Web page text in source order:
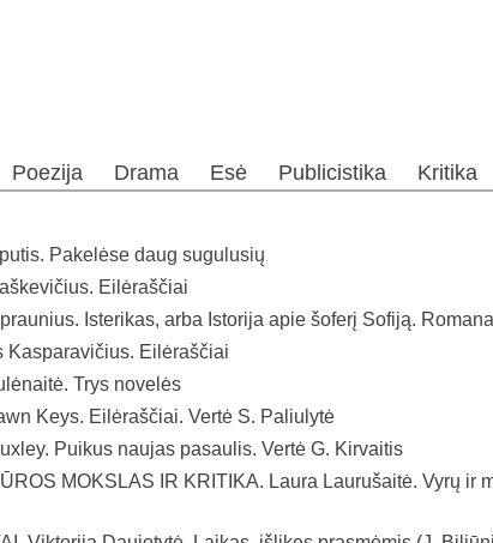
Poezija Drama Esė Publicistika Kritika
Pakelėse daug sugulusių
Eilėraščiai
Isterikas, arba Istorija apie šoferį Sofiją.
Kasparavičius. Eilėraščiai
Trys novelės
Keys. Eilėraščiai. Vertė S. Paliulytė
Puikus naujas pasaulis. Vertė G. Kirvaitis
MOKSLAS IR KRITIKA. Laura Laurušaitė. Vyrų ir